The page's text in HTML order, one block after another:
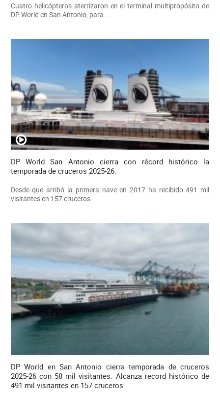
Cuatro helicópteros aterrizaron en el terminal multipropósito de
DP World en San Antonio, para...
DP World San Antonio cierra con récord histórico la
temporada de cruceros 2025-26.
Desde que arribó la primera nave en 2017 ha recibido 491 mil
visitantes en 157 cruceros.
DP World en San Antonio cierra temporada de cruceros
2025-26 con 58 mil visitantes. Alcanza record histórico de
491 mil visitantes en 157 cruceros